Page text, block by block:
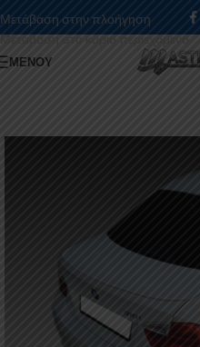
Μετάβαση στην πλοήγηση
Μετάβαση στο κύριο περιεχόμενο
ΜΕΝΟΎ